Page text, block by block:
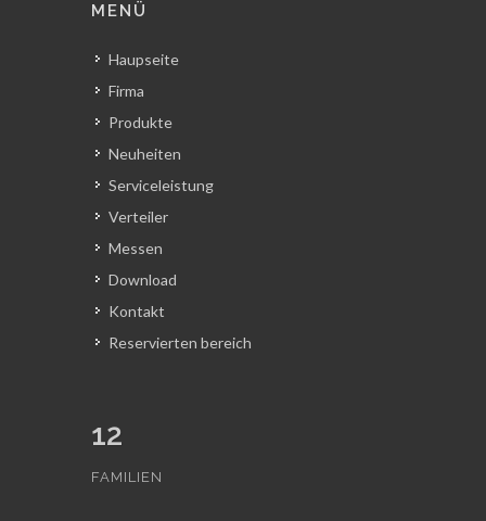
MENÜ
Haupseite
Firma
Produkte
Neuheiten
Serviceleistung
Verteiler
Messen
Download
Kontakt
Reservierten bereich
12
FAMILIEN